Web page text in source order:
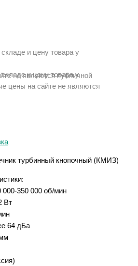
и цену товара у
не являются публичной
и цену товара у
цены на сайте не являются
турбинный кнопочный (КМИЗ)
000-350 000 об/мин
Вт
64 дБа